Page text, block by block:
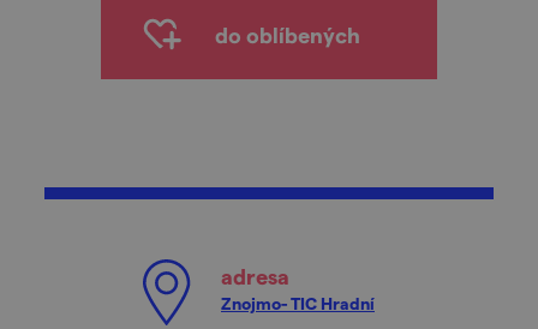
do oblíbených
adresa
Znojmo- TIC Hradní